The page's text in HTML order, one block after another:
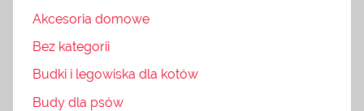
Akcesoria domowe
Bez kategorii
Budki i legowiska dla kotów
Budy dla psów